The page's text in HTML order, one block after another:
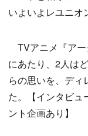
いよいよレユニオ
TVアニメ『アー
にあたり、2人は
らの思いを、ディ
た。【インタビュ
ント企画あり】